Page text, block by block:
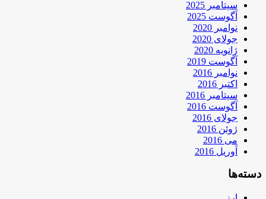
سپتامبر 2025
آگوست 2025
نوامبر 2020
جولای 2020
ژانویه 2020
آگوست 2019
نوامبر 2016
اکتبر 2016
سپتامبر 2016
آگوست 2016
جولای 2016
ژوئن 2016
می 2016
آوریل 2016
دسته‌ها